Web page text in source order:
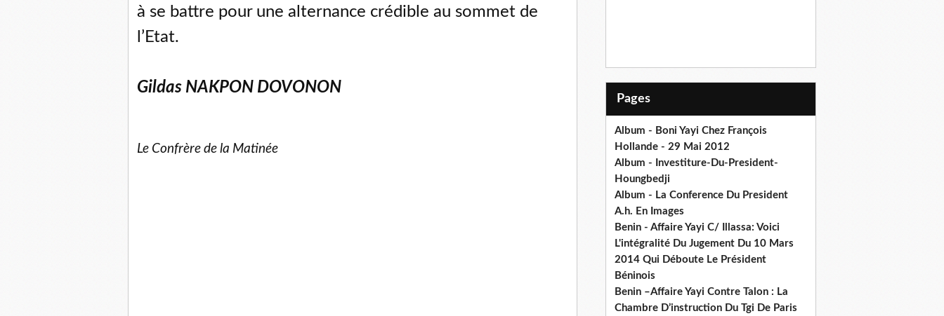
à se battre pour une alternance crédible au sommet de
l’Etat.
Gildas NAKPON DOVONON
Le Confrère de la Matinée
Pages
Album - Boni Yayi Chez François
Hollande - 29 Mai 2012
Album - Investiture-Du-President-
Houngbedji
Album - La Conference Du President
A.h. En Images
Benin - Affaire Yayi C/ Illassa: Voici
L'intégralité Du Jugement Du 10 Mars
2014 Qui Déboute Le Président
Béninois
Benin –Affaire Yayi Contre Talon : La
Chambre D’instruction Du Tgi De Paris